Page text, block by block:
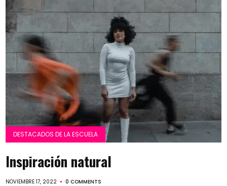
DESTACADOS DE LA ESCUELA
Inspiración natural
NOVIEMBRE 17, 2022 0 COMMENTS